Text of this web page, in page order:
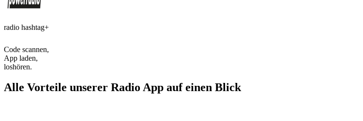
radio hashtag+
Code scannen,
App laden,
loshören.
Alle Vorteile unserer Radio App auf einen Blick